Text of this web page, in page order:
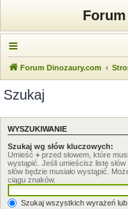
Forum Dinozaury.com
Szukaj
WYSZUKIWANIE
Szukaj wg słów kluczowych:
Umieść + przed słowem, które
wystąpić. Jeśli umieścisz listę
słów będzie musiało wystąpić.
ciągu znaków.
Szukaj wszystkich wyrażeń